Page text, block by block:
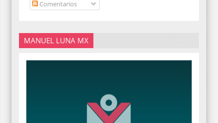
Comentarios
MANUEL LUNA MX